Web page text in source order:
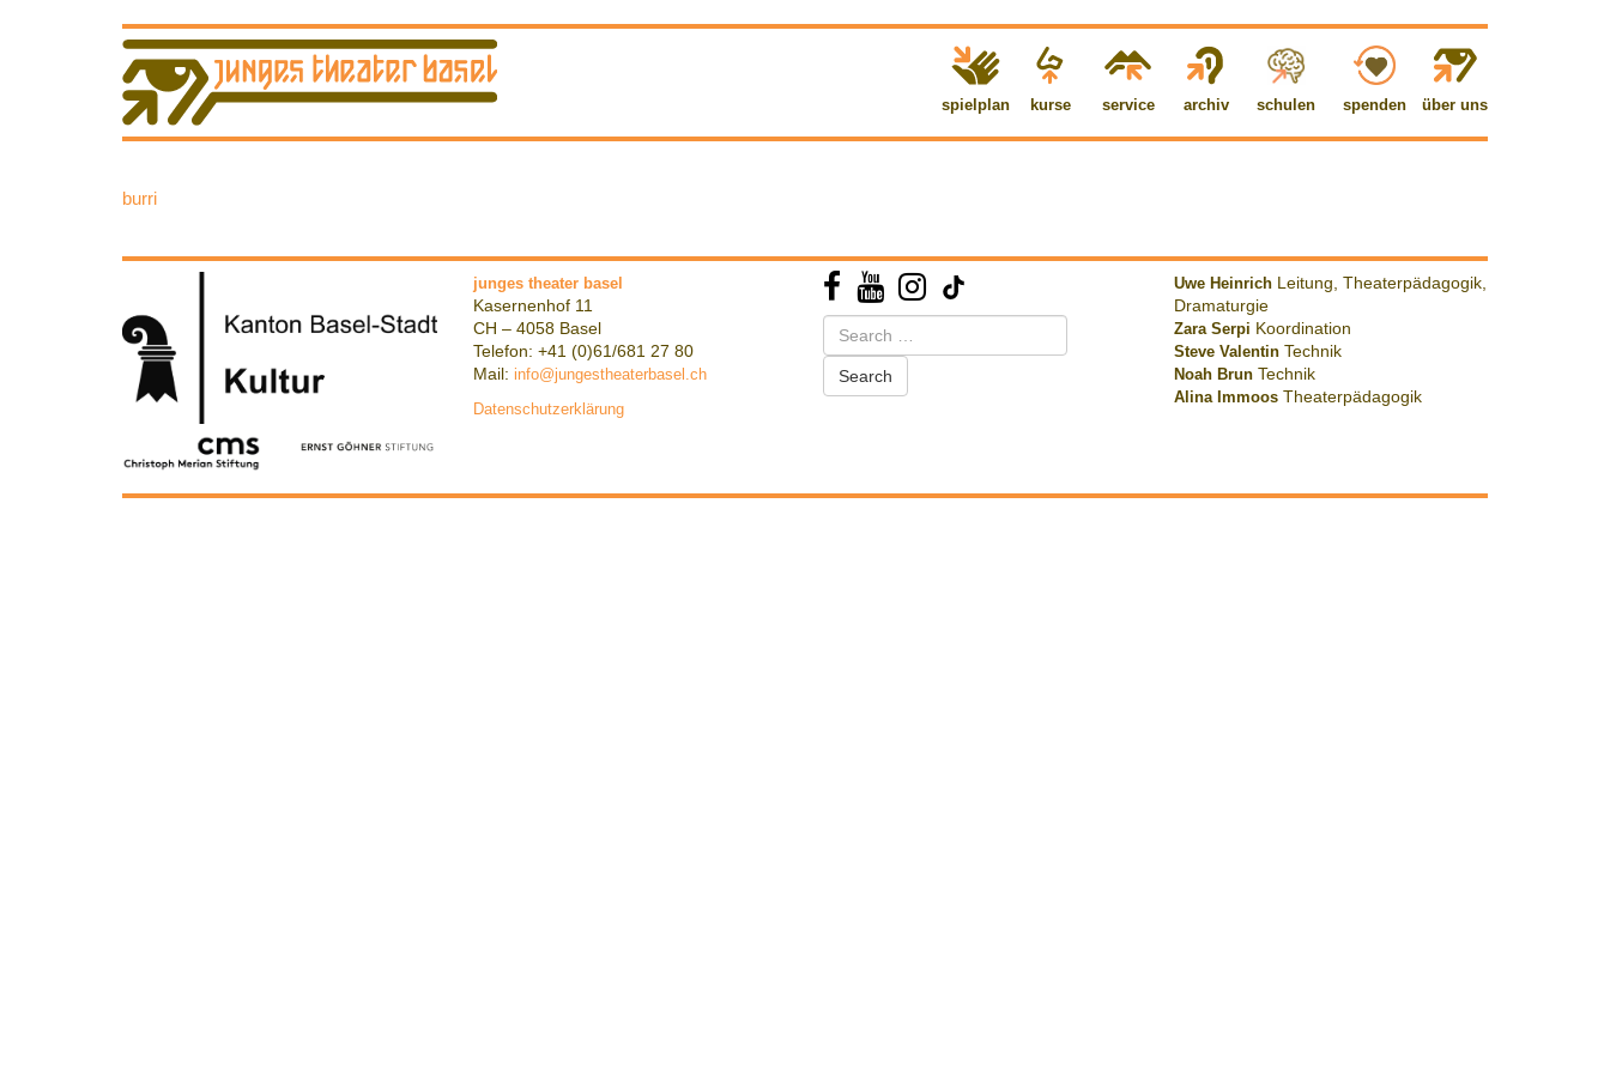
spielplan kurse service archiv schulen spenden über uns
burri
junges theater basel
Kasernenhof 11
CH – 4058 Basel
Telefon: +41 (0)61/681 27 80
Mail: info@jungestheaterbasel.ch
Datenschutzerklärung
Search
for:
Uwe Heinrich Leitung, Theaterpädagogik,
Dramaturgie
Zara Serpi Koordination
Steve Valentin Technik
Noah Brun Technik
Alina Immoos Theaterpädagogik